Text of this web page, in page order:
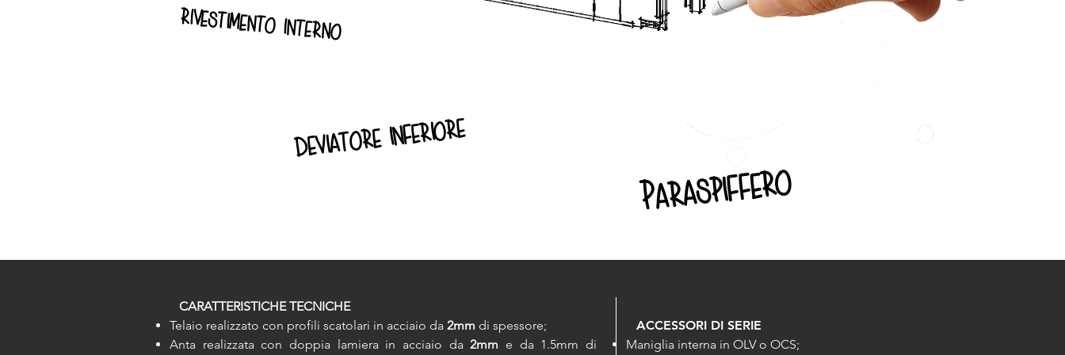
rivestimento interno
deviatore inferiore
Paraspiffero
CARATTERISTICHE TECNICHE
Telaio realizzato con profili scatolari in acciaio da 2mm di spessore;
Anta realizzata con doppia lamiera in acciaio da2mm e da 1.5mm di
ACCESSORI DI SERIE
Maniglia interna in OLV o OCS;